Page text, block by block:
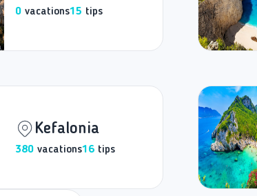
0 vacations15 tips
Kefalonia
380 vacations16 tips